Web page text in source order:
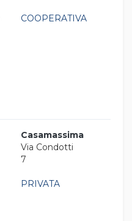
COOPERATIVA
Casamassima
Via Condotti
7
PRIVATA